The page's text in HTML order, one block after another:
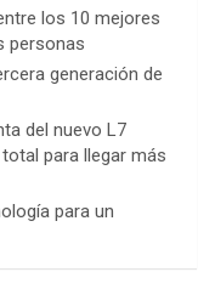
los 10 mejores
personas
generación de
del nuevo L7
para llegar más
para un